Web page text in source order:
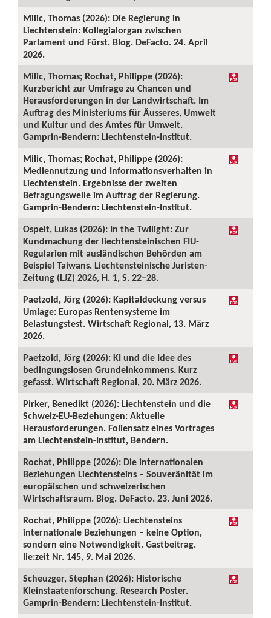
Milic, Thomas (2026): Die Regierung in
Liechtenstein: Kollegialorgan zwischen
Parlament und Fürst. Blog. DeFacto. 24. April
2026.
Milic, Thomas; Rochat, Philippe (2026):
Kurzbericht zur Umfrage zu Chancen und
Herausforderungen in der Landwirtschaft. Im
Auftrag des Ministeriums für Äusseres, Umwelt
und Kultur und des Amtes für Umwelt.
Gamprin-Bendern: Liechtenstein-Institut.
Milic, Thomas; Rochat, Philippe (2026):
Mediennutzung und Informationsverhalten in
Liechtenstein. Ergebnisse der zweiten
Befragungswelle im Auftrag der Regierung.
Gamprin-Bendern: Liechtenstein-Institut.
Ospelt, Lukas (2026): In the Twilight: Zur
Kundmachung der liechtensteinischen FIU-
Regularien mit ausländischen Behörden am
Beispiel Taiwans. Liechtensteinische Juristen-
Zeitung (LJZ) 2026, H. 1, S. 22–28.
Paetzold, Jörg (2026): Kapitaldeckung versus
Umlage: Europas Rentensysteme im
Belastungstest. Wirtschaft Regional, 13. März
2026.
Paetzold, Jörg (2026): KI und die Idee des
bedingungslosen Grundeinkommens. Kurz
gefasst. Wirtschaft Regional, 20. März 2026.
Pirker, Benedikt (2026): Liechtenstein und die
Schweiz-EU-Beziehungen: Aktuelle
Herausforderungen. Foliensatz eines Vortrages
am Liechtenstein-Institut, Bendern.
Rochat, Philippe (2026): Die internationalen
Beziehungen Liechtensteins – Souveränität im
europäischen und schweizerischen
Wirtschaftsraum. Blog. DeFacto. 23. Juni 2026.
Rochat, Philippe (2026): Liechtensteins
internationale Beziehungen – keine Option,
sondern eine Notwendigkeit. Gastbeitrag.
lie:zeit Nr. 145, 9. Mai 2026.
Scheuzger, Stephan (2026): Historische
Kleinstaatenforschung. Research Poster.
Gamprin-Bendern: Liechtenstein-Institut.